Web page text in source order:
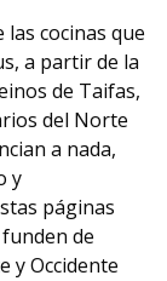
cocinas que
a partir de la
de Taifas,
del Norte
a nada,
y
páginas
de
y Occidente